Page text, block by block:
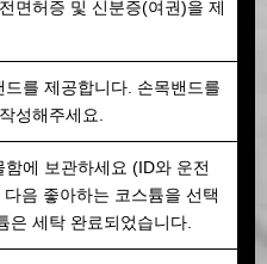
면허증 및 신분증(여권)을 제
를 제공합니다. 손목밴드를
성해주세요.
에 보관하세요 (ID와 운전
음 좋아하는 코스튬을 선택
은 세탁 완료되었습니다.